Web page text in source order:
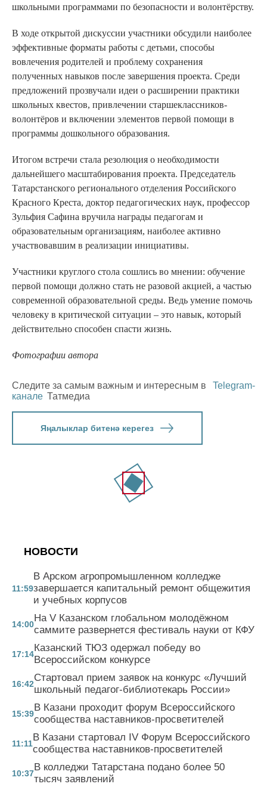
школьными программами по безопасности и волонтёрству.
В ходе открытой дискуссии участники обсудили наиболее
эффективные форматы работы с детьми, способы
вовлечения родителей и проблему сохранения
полученных навыков после завершения проекта. Среди
предложений прозвучали идеи о расширении практики
школьных квестов, привлечении старшеклассников-
волонтёров и включении элементов первой помощи в
программы дошкольного образования.
Итогом встречи стала резолюция о необходимости
дальнейшего масштабирования проекта. Председатель
Татарстанского регионального отделения Российского
Красного Креста, доктор педагогических наук, профессор
Зульфия Сафина вручила награды педагогам и
образовательным организациям, наиболее активно
участвовавшим в реализации инициативы.
Участники круглого стола сошлись во мнении: обучение
первой помощи должно стать не разовой акцией, а частью
современной образовательной среды. Ведь умение помочь
человеку в критической ситуации – это навык, который
действительно способен спасти жизнь.
Фотографии автора
Следите за самым важным и интересным в
Telegram-
канале Татмедиа
Яңалыклар битенә керегез
НОВОСТИ
11:59
В Арском агропромышленном колледже
завершается капитальный ремонт общежития
и учебных корпусов
14:00
На V Казанском глобальном молодёжном
саммите развернется фестиваль науки от КФУ
17:14
Казанский ТЮЗ одержал победу во
Всероссийском конкурсе
16:42
Стартовал прием заявок на конкурс «Лучший
школьный педагог-библиотекарь России»
15:39
В Казани проходит форум Всероссийского
сообщества наставников-просветителей
11:11
В Казани стартовал IV Форум Всероссийского
сообщества наставников-просветителей
10:37
В колледжи Татарстана подано более 50
тысяч заявлений